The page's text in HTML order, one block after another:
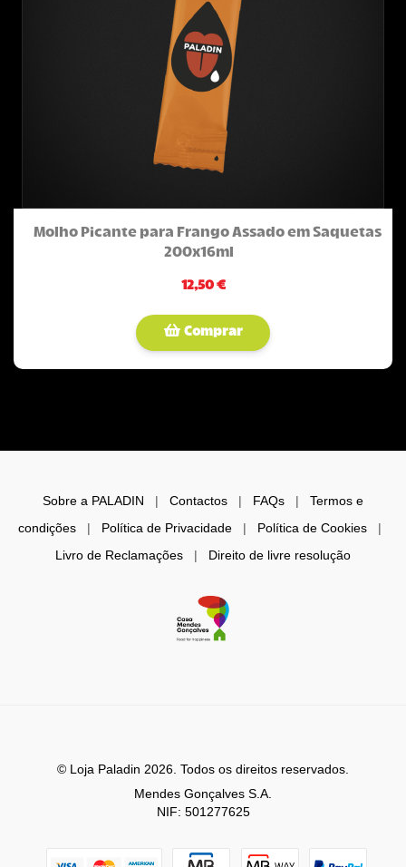
Molho Picante para Frango Assado em Saquetas
200x16ml
12,50 €
Comprar
Sobre a PALADIN | Contactos | FAQs | Termos e
condições| Política de Privacidade| Política de Cookies|
Livro de Reclamações | Direito de livre resolução
© Loja Paladin 2026. Todos os direitos reservados.
Mendes Gonçalves S.A.
NIF: 501277625